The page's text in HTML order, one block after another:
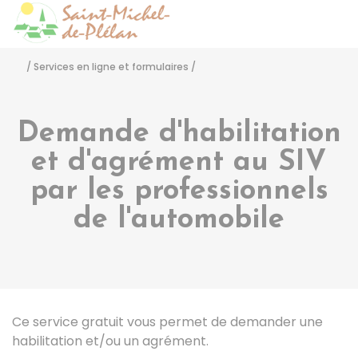
/ Services en ligne et formulaires /
Demande d'habilitation
et d'agrément au SIV
par les professionnels
de l'automobile
Ce service gratuit vous permet de demander une
habilitation et/ou un agrément.